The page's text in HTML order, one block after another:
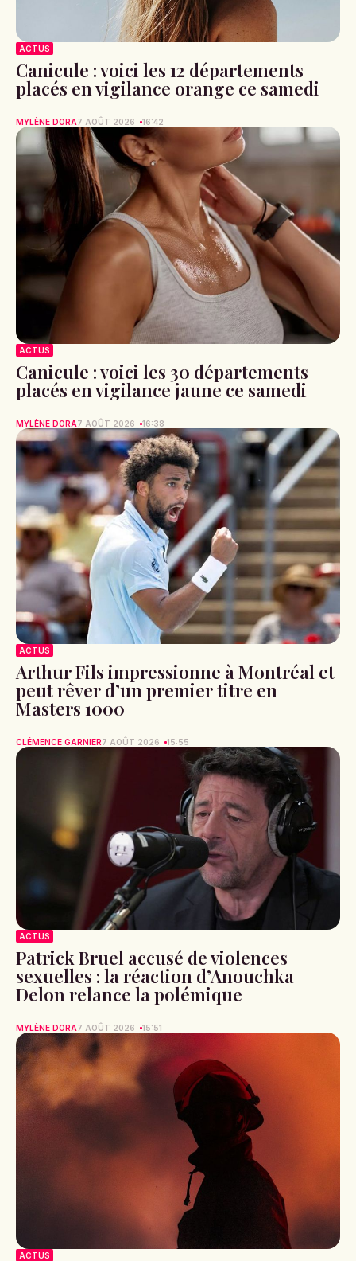
ACTUS
Canicule : voici les 12 départements
placés en vigilance orange ce samedi
MYLÈNE DORA7 AOÛT 2026 16:42
ACTUS
Canicule : voici les 30 départements
placés en vigilance jaune ce samedi
MYLÈNE DORA7 AOÛT 2026 16:38
ACTUS
Arthur Fils impressionne à Montréal et
peut rêver d’un premier titre en
Masters 1000
CLÉMENCE GARNIER7 AOÛT 2026 15:55
ACTUS
Patrick Bruel accusé de violences
sexuelles : la réaction d’Anouchka
Delon relance la polémique
MYLÈNE DORA7 AOÛT 2026 15:51
ACTUS